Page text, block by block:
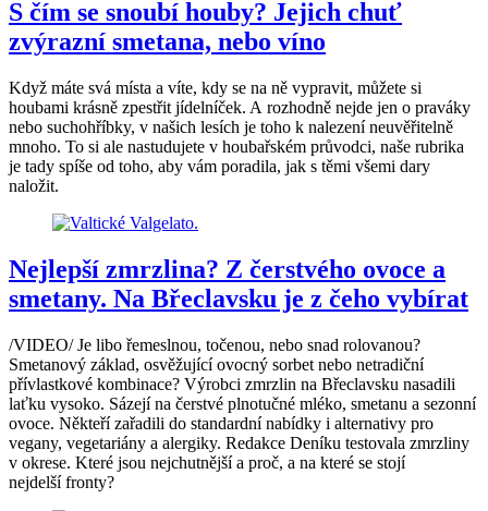
S čím se snoubí houby? Jejich chuť
zvýrazní smetana, nebo víno
Když máte svá místa a víte, kdy se na ně vypravit, můžete si
houbami krásně zpestřit jídelníček. A rozhodně nejde jen o praváky
nebo suchohříbky, v našich lesích je toho k nalezení neuvěřitelně
mnoho. To si ale nastudujete v houbařském průvodci, naše rubrika
je tady spíše od toho, aby vám poradila, jak s těmi všemi dary
naložit.
Nejlepší zmrzlina? Z čerstvého ovoce a
smetany. Na Břeclavsku je z čeho vybírat
/VIDEO/ Je libo řemeslnou, točenou, nebo snad rolovanou?
Smetanový základ, osvěžující ovocný sorbet nebo netradiční
přívlastkové kombinace? Výrobci zmrzlin na Břeclavsku nasadili
laťku vysoko. Sázejí na čerstvé plnotučné mléko, smetanu a sezonní
ovoce. Někteří zařadili do standardní nabídky i alternativy pro
vegany, vegetariány a alergiky. Redakce Deníku testovala zmrzliny
v okrese. Které jsou nejchutnější a proč, a na které se stojí
nejdelší fronty?